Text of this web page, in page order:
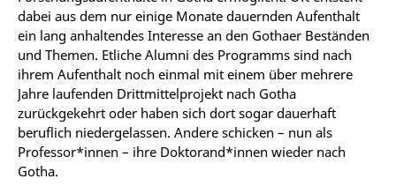
dabei aus dem nur einige Monate dauernden Aufenthalt
ein lang anhaltendes Interesse an den Gothaer Beständen
und Themen. Etliche Alumni des Programms sind nach
ihrem Aufenthalt noch einmal mit einem über mehrere
Jahre laufenden Drittmittelprojekt nach Gotha
zurückgekehrt oder haben sich dort sogar dauerhaft
beruflich niedergelassen. Andere schicken – nun als
Professor*innen – ihre Doktorand*innen wieder nach
Gotha.